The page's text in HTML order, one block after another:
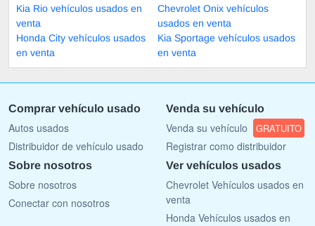
Kia Rio vehículos usados en
venta
Chevrolet Onix vehículos
usados en venta
Honda City vehículos usados
en venta
Kia Sportage vehículos usados
en venta
Comprar vehículo usado
Autos usados
Distribuidor de vehículo usado
Venda su vehículo
Venda su vehículo GRATUITO
Registrar como distribuidor
Sobre nosotros
Sobre nosotros
Conectar con nosotros
Ver vehículos usados
Chevrolet Vehículos usados en
venta
Honda Vehículos usados en